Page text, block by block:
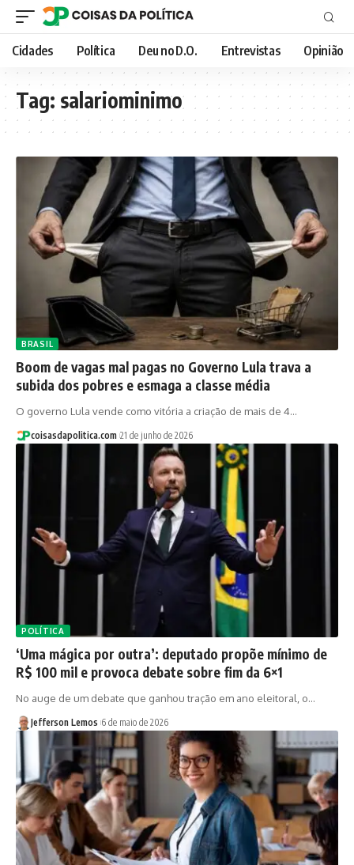
Cidades Política Deu no D.O. Entrevistas Opinião
Tag: salariominimo
BRASIL
Boom de vagas mal pagas no Governo Lula trava a
subida dos pobres e esmaga a classe média
O governo Lula vende como vitória a criação de mais de 4…
coisasdapolitica.com 21 de junho de 2026
POLÍTICA
‘Uma mágica por outra’: deputado propõe mínimo de
R$ 100 mil e provoca debate sobre fim da 6×1
No auge de um debate que ganhou tração em ano eleitoral, o…
Jefferson Lemos 6 de maio de 2026